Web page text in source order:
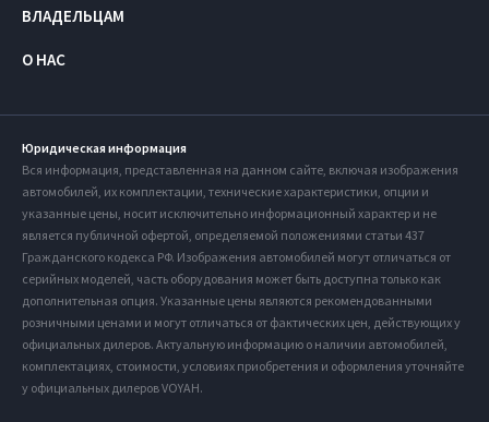
ВЛАДЕЛЬЦАМ
О НАС
Юридическая информация
Вся информация, представленная на данном сайте, включая изображения
автомобилей, их комплектации, технические характеристики, опции и
указанные цены, носит исключительно информационный характер и не
является публичной офертой, определяемой положениями статьи 437
Гражданского кодекса РФ. Изображения автомобилей могут отличаться от
серийных моделей, часть оборудования может быть доступна только как
дополнительная опция. Указанные цены являются рекомендованными
розничными ценами и могут отличаться от фактических цен, действующих у
официальных дилеров. Актуальную информацию о наличии автомобилей,
комплектациях, стоимости, условиях приобретения и оформления уточняйте
у официальных дилеров VOYAH.